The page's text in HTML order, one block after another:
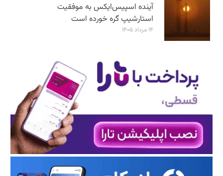
آینده اسپیس‌ایکس به موفقیت
استارشیپ گره خورده است
۱۴ مرداد ۱۴۰۵